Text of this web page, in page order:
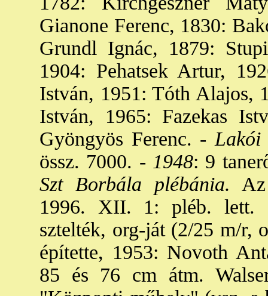
Gianone Ferenc, 1830:
Grundl Ignác, 1879:
1904: Pehatsek Artur,
István, 1951: Tóth Alajos,
István, 1965: Fazekas
Gyöngyös Ferenc. - Lakói
össz. 7000. - 1948: 9
Szt Borbála plébánia.
1996. XII. 1: pléb. lett.
sztelték, org-ját (2/25 m/r,
építette, 1953: Novoth
85 és 76 cm átm.